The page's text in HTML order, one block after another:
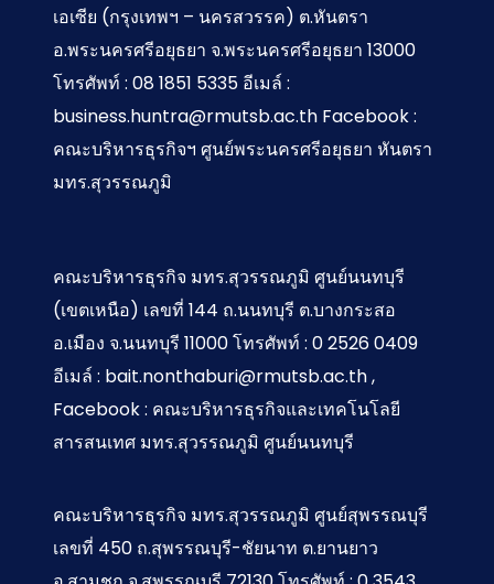
เอเซีย (กรุงเทพฯ – นครสวรรค) ต.หันตรา
อ.พระนครศรีอยุธยา จ.พระนครศรีอยุธยา 13000
โทรศัพท์ : 08 1851 5335 อีเมล์ :
business.huntra@rmutsb.ac.th Facebook :
คณะบริหารธุรกิจฯ ศูนย์พระนครศรีอยุธยา หันตรา
มทร.สุวรรณภูมิ
คณะบริหารธุรกิจ มทร.สุวรรณภูมิ ศูนย์นนทบุรี
(เขตเหนือ) เลขที่ 144 ถ.นนทบุรี ต.บางกระสอ
อ.เมือง จ.นนทบุรี 11000 โทรศัพท์ : 0 2526 0409
อีเมล์ : bait.nonthaburi@rmutsb.ac.th ,
Facebook : คณะบริหารธุรกิจและเทคโนโลยี
สารสนเทศ มทร.สุวรรณภูมิ ศูนย์นนทบุรี
คณะบริหารธุรกิจ มทร.สุวรรณภูมิ ศูนย์สุพรรณบุรี
เลขที่ 450 ถ.สุพรรณบุรี-ชัยนาท ต.ยานยาว